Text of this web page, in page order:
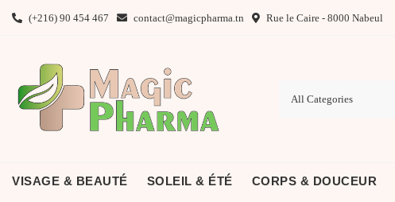
(+216) 90 454 467 contact@magicpharma.tn Rue le Caire - 8000 Nabeul
VISAGE & BEAUTÉ SOLEIL & ÉTÉ CORPS & DOUCEUR